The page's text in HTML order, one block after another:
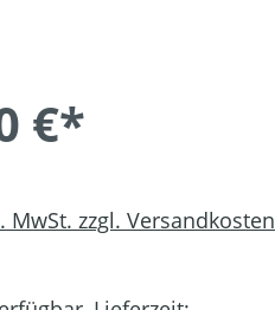
€*
MwSt. zzgl. Versandkosten